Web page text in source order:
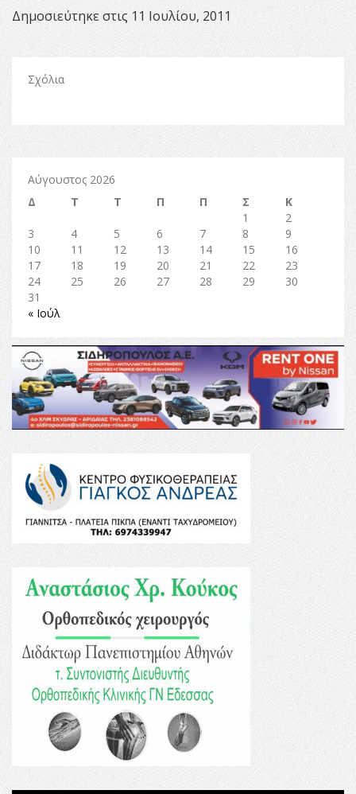
Δημοσιεύτηκε στις 11 Ιουλίου, 2011
Σχόλια
Αύγουστος 2026
Δ
Τ Τ Π Π Σ
Κ
1
2
3
4 5 6 7 8
9
10
11 12 13 14 15
16
17
18 19 20 21 22
23
24
25 26 27 28 29
30
31
« Ιούλ